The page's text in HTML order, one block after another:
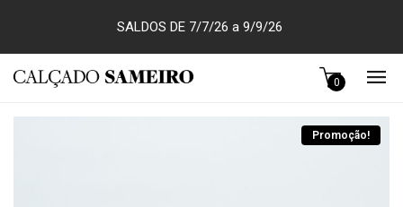
SALDOS DE 7/7/26 a 9/9/26
0
Promoção!